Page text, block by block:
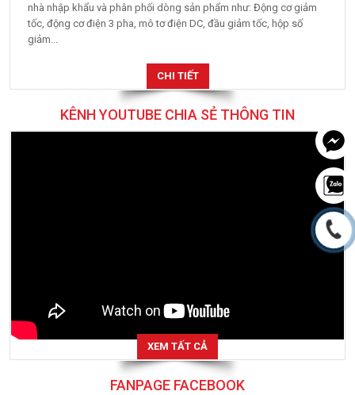
nhà nhập khẩu và phân phối dòng sản phẩm như: Động cơ giảm
tốc, động cơ điện 3 pha, mô tơ điện DC, đầu giảm tốc, hộp số
giảm...
CHI TIẾT
KÊNH YOUTUBE CHIA SẺ THÔNG TIN
XEM TẤT CẢ
FANPAGE FACEBOOK